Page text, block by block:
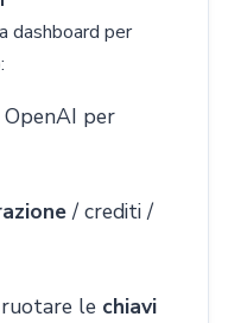
dashboard per
per
/ crediti /
le chiavi